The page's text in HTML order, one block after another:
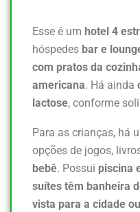
Esse é um hotel 4
hóspedes bar e
com pratos da
americana. Há ainda
lactose, conforme
Para as crianças, há
opções de jogos,
bebê. Possui piscina
suítes têm banheira
vista para a cidade